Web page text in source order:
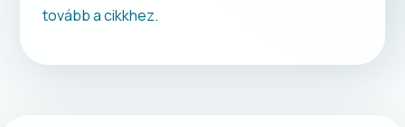
tovább a cikkhez.